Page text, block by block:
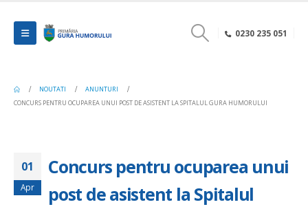
0230 235 051
NOUTATI
ANUNTURI
CONCURS PENTRU OCUPAREA UNUI POST DE ASISTENT LA SPITALUL GURA HUMORULUI
01
Apr
Concurs pentru ocuparea unui
post de asistent la Spitalul